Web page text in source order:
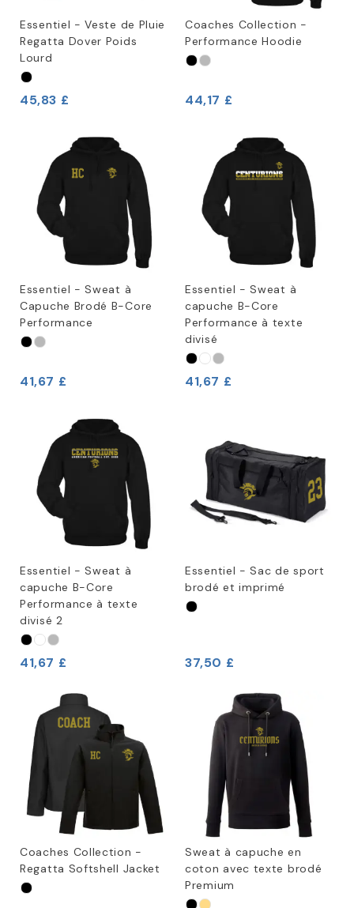
Essentiel - Veste de Pluie
Regatta Dover Poids
Lourd
45,83 £
Coaches Collection -
Performance Hoodie
44,17 £
Essentiel - Sweat à
Capuche Brodé B-Core
Performance
41,67 £
Essentiel - Sweat à
capuche B-Core
Performance à texte
divisé
41,67 £
Essentiel - Sweat à
capuche B-Core
Performance à texte
divisé 2
41,67 £
Essentiel - Sac de sport
brodé et imprimé
37,50 £
Coaches Collection -
Regatta Softshell Jacket
Sweat à capuche en
coton avec texte brodé
Premium